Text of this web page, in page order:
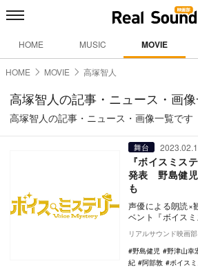
HOME MUSIC MOVIE
HOME MOVIE 高塚智人
高塚智人の記事・ニュース・画
高塚智人の記事・ニュース・画像一覧です
舞台
『ボイスミス
発表 野島健児
も
声優による朗読×
ベント『ボイス
が発表され、キ
された。 …
リアルサウンド映画部
野島健児
野津山幸
紀
阿部敦 ボイス